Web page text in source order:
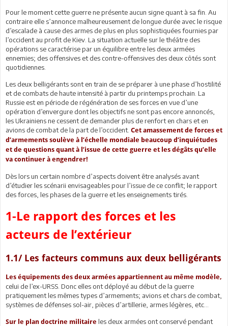
Pour le moment cette guerre ne présente aucun signe quant à sa fin. Au
contraire elle s’annonce malheureusement de longue durée avec le risque
d’escalade à cause des armes de plus en plus sophistiquées fournies par
l’occident au profit de Kiev. La situation actuelle sur le théâtre des
opérations se caractérise par un équilibre entre les deux armées
ennemies; des offensives et des contre-offensives des deux côtés sont
quotidiennes.
Les deux belligérants sont en train de se préparer à une phase d’hostilité
et de combats de haute intensité à partir du printemps prochain. La
Russie est en période de régénération de ses forces en vue d’une
opération d’envergure dont les objectifs ne sont pas encore annoncés,
les Ukrainiens ne cessent de demander plus de renfort en chars et en
avions de combat de la part de l’occident. Cet amassement de forces et
d’armements soulève à l’échelle mondiale beaucoup d’inquiétudes
et de questions quant à l’issue de cette guerre et les dégâts qu’elle
va continuer à engendrer!
Dès lors un certain nombre d’aspects doivent être analysés avant
d’étudier les scénarii envisageables pour l’issue de ce conflit; le rapport
des forces, les phases de la guerre et les enseignements tirés.
1-Le rapport des forces et les
acteurs de l’extérieur
1.1/ Les facteurs communs aux deux belligérants
Les équipements des deux armées appartiennent au même modèle,
celui de l’ex-URSS. Donc elles ont déployé au début de la guerre
pratiquement les mêmes types d’armements; avions et chars de combat,
systèmes de défenses sol-air, pièces d’artillerie, armes légères, etc...
Sur le plan doctrine militaire les deux armées ont conservé pendant